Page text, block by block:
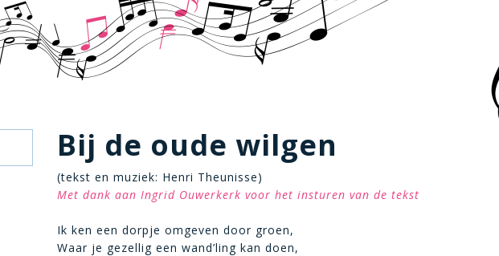
Bij de oude wilgen
(tekst en muziek: Henri Theunisse)
Met dank aan Ingrid Ouwerkerk voor het insturen van de tekst
Ik ken een dorpje omgeven door groen,
Waar je gezellig een wand’ling kan doen,